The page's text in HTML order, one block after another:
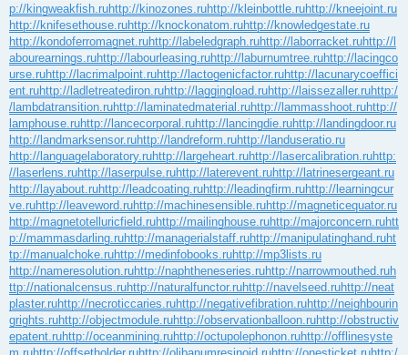
p://kingweakfish.ruhttp://kinozones.ruhttp://kleinbottle.ruhttp://kneejoint.ru
http://knifesethouse.ruhttp://knockonatom.ruhttp://knowledgestate.ru
http://kondoferromagnet.ruhttp://labeledgraph.ruhttp://laborracket.ruhttp://l
abourearnings.ruhttp://labourleasing.ruhttp://laburnumtree.ruhttp://lacingco
urse.ruhttp://lacrimalpoint.ruhttp://lactogenicfactor.ruhttp://lacunarycoeffici
ent.ruhttp://ladletreatediron.ruhttp://laggingload.ruhttp://laissezaller.ruhttp:/
/lambdatransition.ruhttp://laminatedmaterial.ruhttp://lammasshoot.ruhttp://
lamphouse.ruhttp://lancecorporal.ruhttp://lancingdie.ruhttp://landingdoor.ru
http://landmarksensor.ruhttp://landreform.ruhttp://landuseratio.ru
http://languagelaboratory.ruhttp://largeheart.ruhttp://lasercalibration.ruhttp:
//laserlens.ruhttp://laserpulse.ruhttp://laterevent.ruhttp://latrinesergeant.ru
http://layabout.ruhttp://leadcoating.ruhttp://leadingfirm.ruhttp://learningcur
ve.ruhttp://leaveword.ruhttp://machinesensible.ruhttp://magneticequator.ru
http://magnetotelluricfield.ruhttp://mailinghouse.ruhttp://majorconcern.ruhtt
p://mammasdarling.ruhttp://managerialstaff.ruhttp://manipulatinghand.ruht
tp://manualchoke.ruhttp://medinfobooks.ruhttp://mp3lists.ru
http://nameresolution.ruhttp://naphtheneseries.ruhttp://narrowmouthed.ruh
ttp://nationalcensus.ruhttp://naturalfunctor.ruhttp://navelseed.ruhttp://neat
plaster.ruhttp://necroticcaries.ruhttp://negativefibration.ruhttp://neighbourin
grights.ruhttp://objectmodule.ruhttp://observationballoon.ruhttp://obstructiv
epatent.ruhttp://oceanmining.ruhttp://octupolephonon.ruhttp://offlinesyste